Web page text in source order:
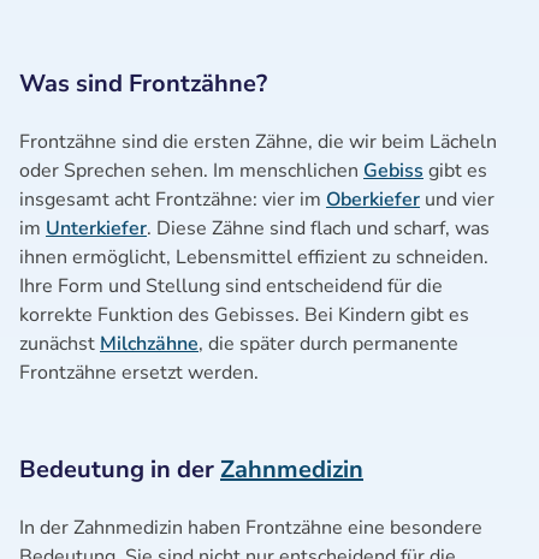
Was sind Frontzähne?
Frontzähne sind die ersten Zähne, die wir beim Lächeln
oder Sprechen sehen. Im menschlichen Gebiss gibt es
insgesamt acht Frontzähne: vier im Oberkiefer und vier
im Unterkiefer. Diese Zähne sind flach und scharf, was
ihnen ermöglicht, Lebensmittel effizient zu schneiden.
Ihre Form und Stellung sind entscheidend für die
korrekte Funktion des Gebisses. Bei Kindern gibt es
zunächst Milchzähne, die später durch permanente
Frontzähne ersetzt werden.
Bedeutung in der Zahnmedizin
In der Zahnmedizin haben Frontzähne eine besondere